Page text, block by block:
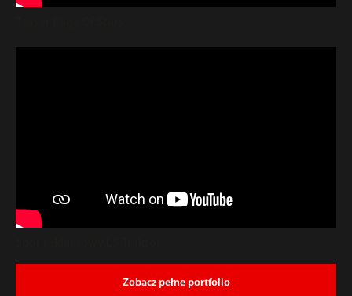
Zobacz pełne portfolio